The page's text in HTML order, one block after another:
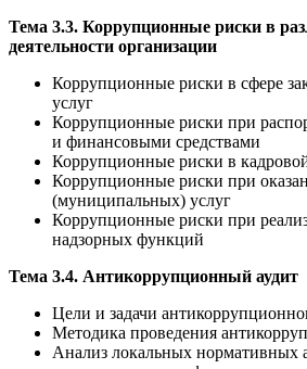
Тема 3.3. Коррупционные риски в
деятельности организации
Коррупционные риски в сфере
услуг
Коррупционные риски при
и финансовыми средствами
Коррупционные риски в
Коррупционные риски при
(муниципальных) услуг
Коррупционные риски при
надзорных функций
Тема 3.4. Антикоррупционный аудит
Цели и задачи
Методика проведения
Анализ локальных нормативных